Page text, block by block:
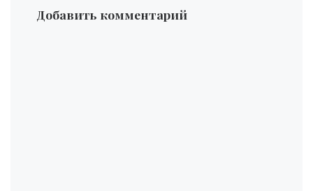
Добавить комментарий